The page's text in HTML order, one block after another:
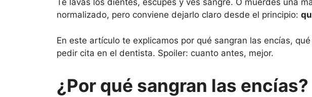
Te lavas los dientes, escupes y ves sangre. O muerdes una
normalizado, pero conviene dejarlo claro desde el principio:
En este artículo te explicamos por qué sangran las encías,
pedir cita en el dentista. Spoiler: cuanto antes, mejor.
¿Por qué sangran las encías?